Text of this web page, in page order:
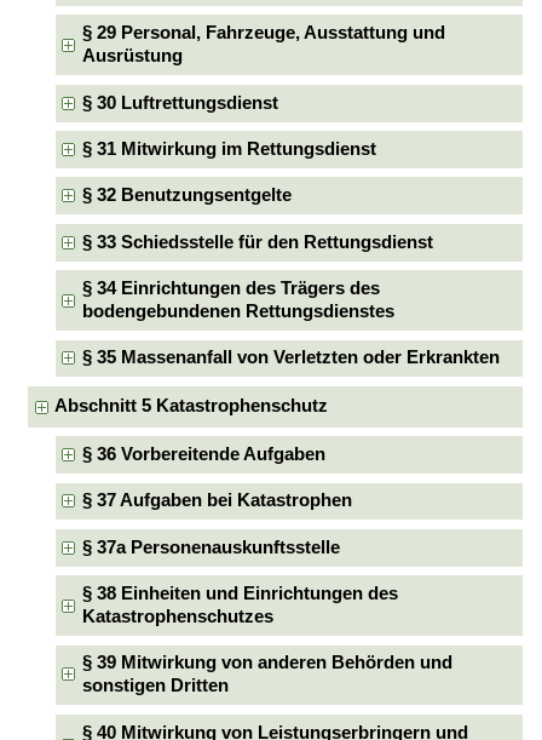
§ 29 Personal, Fahrzeuge, Ausstattung und
Ausrüstung
§ 30 Luftrettungsdienst
§ 31 Mitwirkung im Rettungsdienst
§ 32 Benutzungsentgelte
§ 33 Schiedsstelle für den Rettungsdienst
§ 34 Einrichtungen des Trägers des
bodengebundenen Rettungsdienstes
§ 35 Massenanfall von Verletzten oder Erkrankten
Abschnitt 5 Katastrophenschutz
§ 36 Vorbereitende Aufgaben
§ 37 Aufgaben bei Katastrophen
§ 37a Personenauskunftsstelle
§ 38 Einheiten und Einrichtungen des
Katastrophenschutzes
§ 39 Mitwirkung von anderen Behörden und
sonstigen Dritten
§ 40 Mitwirkung von Leistungserbringern und